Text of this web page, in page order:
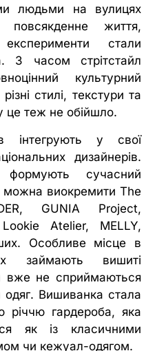
людьми на вулицях
життя,
експерименти стали
З часом стрітстайл
культурний
стилі, текстури та
це теж не обійшло.
інтегрують у свої
дизайнерів.
сучасний
можна виокремити The
GUNIA Project,
Atelier, MELLY,
Особливе місце в
займають вишиті
вже не сприймаються
одяг. Вишиванка стала
річчю гардероба, яка
як із класичними
чи кежуал-одягом.